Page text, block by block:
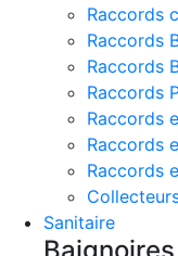
Raccords
Raccords
Raccords
Raccords
Raccords
Raccords
Raccords
Sanitaire